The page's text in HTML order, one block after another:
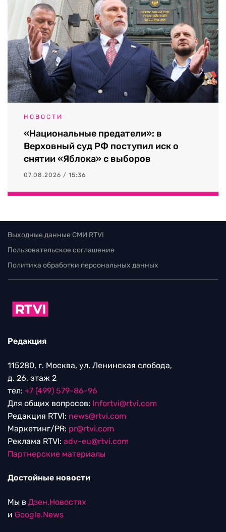
НОВОСТИ
«Национальные предатели»: в
Верховный суд РФ поступил иск о
снятии «Яблока» с выборов
07.08.2026 / 15:36
Выходные данные СМИ RTVI
Пользовательское соглашение
Политика обработки персональных данных
Редакция
115280, г. Москва, ул. Ленинская слобода,
д. 26, этаж 2
тел: +7 (499) 579-86-96
Для общих вопросов: Infortvi@rtvi.com
Редакция RTVI: news@rtvi.com
Маркетинг/PR: pr@rtvi.com
Реклама RTVI: adv-eu@rtvi.com
Партнерские материалы
Достойные новости
Мы в Дзен.Новостях
и Google.News